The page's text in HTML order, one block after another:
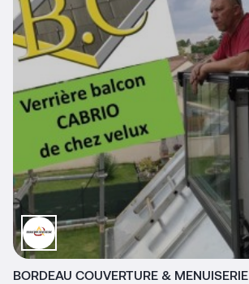
BORDEAU COUVERTURE & MENUISERIE